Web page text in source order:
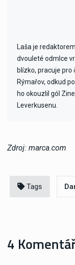
Laša je
dvouleté odmlce
blízko, pracuje pro
Rýmařov, odkud
ho okouzlil gól
Leverkusenu.
Zdroj: marca.com
Tags
4